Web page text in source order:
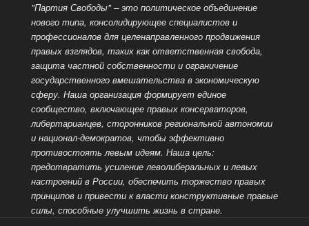
"Партия Свободы" – это политическое объединение
нового типа, консолидирующее специалистов и
профессионалов для целенаправленного продвижения
правых взглядов, таких как ответственная свобода,
защита частной собственности и ограничение
государственного вмешательства в экономическую
сферу. Наша организация формирует единое
сообщество, включающее правых консерваторов,
либертарианцев, сторонников региональной автономии
и национал-демократов, чтобы эффективно
противостоятьлевым идеям. Наша цель:
предотвратить усиление леволиберальных и левых
настроений в России, обеспечить торжество правых
принципов и привести к власти конструктивные правые
силы, способные улучшить жизнь в стране.